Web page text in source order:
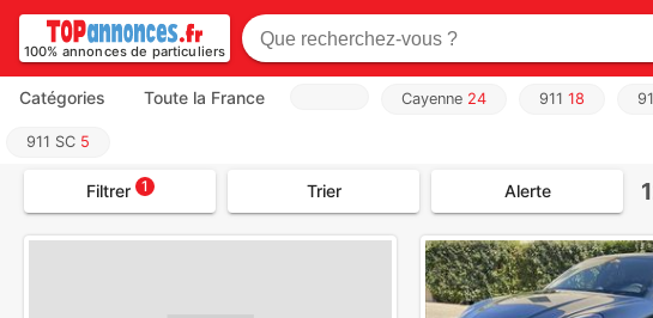
100% annonces de particuliers
Catégories Toute la France Cayenne 24 911 18
911 SC 5
Filtrer 1 Trier Alerte